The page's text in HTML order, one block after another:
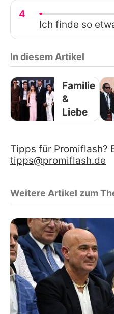
4
Ich finde so
In diesem Artikel
Familie
&
Liebe
Tipps für Promiflash?
tipps@promiflash.de
Weitere Artikel zum